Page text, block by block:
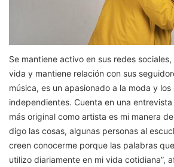
Se mantiene activo en sus redes
vida y mantiene relación con sus
música, es un apasionado a la moda y los
independientes. Cuenta en una
más original como artista es mi manera
digo las cosas, algunas personas al
creen conocerme porque las palabras
utilizo diariamente en mi vida cotidiana”,